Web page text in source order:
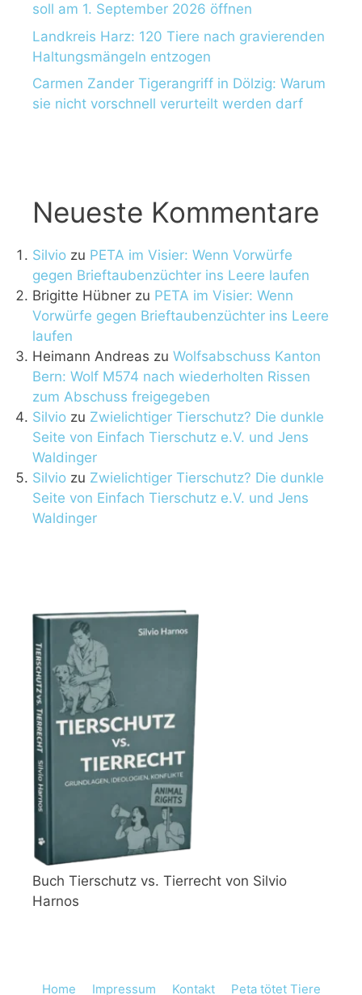
soll am 1. September 2026 öffnen
Landkreis Harz: 120 Tiere nach gravierenden
Haltungsmängeln entzogen
Carmen Zander Tigerangriff in Dölzig: Warum
sie nicht vorschnell verurteilt werden darf
Neueste Kommentare
Silvio zu PETA im Visier: Wenn Vorwürfe
gegen Brieftaubenzüchter ins Leere laufen
Brigitte Hübner zu PETA im Visier: Wenn
Vorwürfe gegen Brieftaubenzüchter ins Leere
laufen
Heimann Andreas zu Wolfsabschuss Kanton
Bern: Wolf M574 nach wiederholten Rissen
zum Abschuss freigegeben
Silvio zu Zwielichtiger Tierschutz? Die dunkle
Seite von Einfach Tierschutz e.V. und Jens
Waldinger
Silvio zu Zwielichtiger Tierschutz? Die dunkle
Seite von Einfach Tierschutz e.V. und Jens
Waldinger
Buch Tierschutz vs. Tierrecht von Silvio
Harnos
Home Impressum Kontakt Peta tötet Tiere